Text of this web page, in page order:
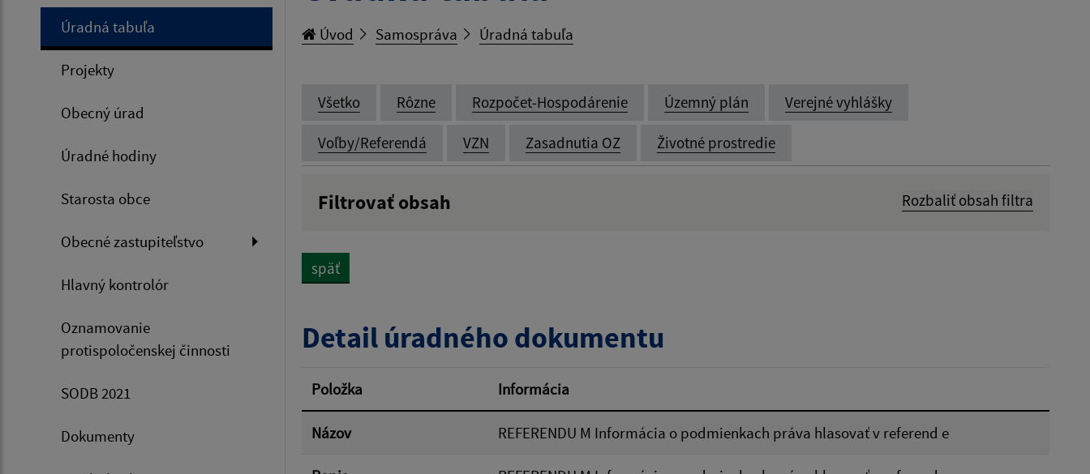
Úradná tabuľa
Projekty
Obecný úrad
Úradné hodiny
Starosta obce
Obecné zastupiteľstvo
Hlavný kontrolór
Oznamovanie
protispoločenskej činnosti
SODB 2021
Dokumenty
Úvod Samospráva Úradná tabuľa
Všetko Rôzne Rozpočet-Hospodárenie Územný plán Verejné vyhlášky
Voľby/Referendá VZN Zasadnutia OZ Životné prostredie
Filtrovať obsah Rozbaliť obsah filtra
Filtrovať
späť
Detail úradného dokumentu
Položka Informácia
Názov REFERENDU M Informácia o podmienkach práva hlasovať v referend e